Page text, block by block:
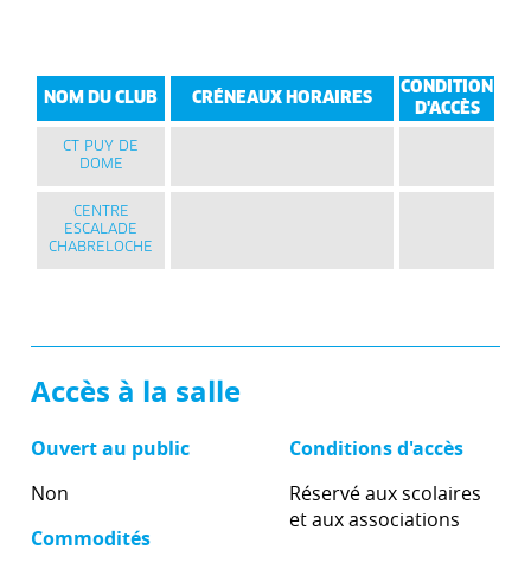
NOM DU CLUB CRÉNEAUX HORAIRES
CONDITION
D'ACCÈS
CT PUY DE
DOME
CENTRE
ESCALADE
CHABRELOCHE
Accès à la salle
Ouvert au public
Non
Commodités
Conditions d'accès
Réservé aux scolaires
et aux associations